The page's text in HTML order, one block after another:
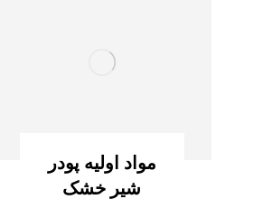
مواد اولیه پودر
شیر خشک